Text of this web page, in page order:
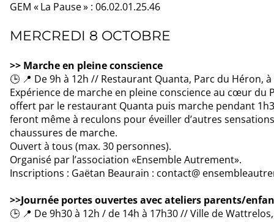
GEM « La Pause » : 06.02.01.25.46
MERCREDI 8 OCTOBRE
>> Marche en pleine conscience
🕒 📍 De 9h à 12h // Restaurant Quanta, Parc du Héron,
Expérience de marche en pleine conscience au cœur
offert par le restaurant Quanta puis marche pendant
feront même à reculons pour éveiller d’autres
chaussures de marche.
Ouvert à tous (max. 30 personnes).
Organisé par l’association «Ensemble Autrement».
Inscriptions : Gaëtan Beaurain : contact@
>>Journée portes ouvertes avec ateliers parents/
🕒 📍 De 9h30 à 12h / de 14h à 17h30 // Ville de